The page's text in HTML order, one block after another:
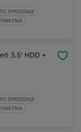
SPRZEDAJE
3.5' HDD +
SPRZEDAJE